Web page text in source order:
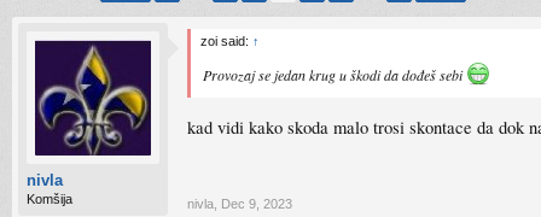
nivla
Komšija
zoi said: ↑
Provozaj se jedan krug u škodi da dođeš sebi
kad vidi kako skoda malo trosi skontace da dok
nivla Dec 9, 2023